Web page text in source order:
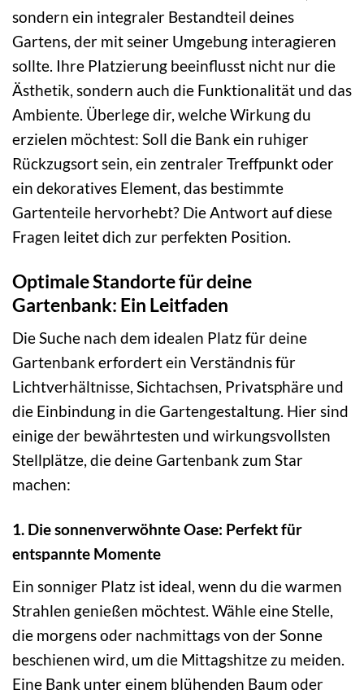
sondern ein integraler Bestandteil deines
Gartens, der mit seiner Umgebung interagieren
sollte. Ihre Platzierung beeinflusst nicht nur die
Ästhetik, sondern auch die Funktionalität und das
Ambiente. Überlege dir, welche Wirkung du
erzielen möchtest: Soll die Bank ein ruhiger
Rückzugsort sein, ein zentraler Treffpunkt oder
ein dekoratives Element, das bestimmte
Gartenteile hervorhebt? Die Antwort auf diese
Fragen leitet dich zur perfekten Position.
Optimale Standorte für deine
Gartenbank: Ein Leitfaden
Die Suche nach dem idealen Platz für deine
Gartenbank erfordert ein Verständnis für
Lichtverhältnisse, Sichtachsen, Privatsphäre und
die Einbindung in die Gartengestaltung. Hier sind
einige der bewährtesten und wirkungsvollsten
Stellplätze, die deine Gartenbank zum Star
machen:
1. Die sonnenverwöhnte Oase: Perfekt für
entspannte Momente
Ein sonniger Platz ist ideal, wenn du die warmen
Strahlen genießen möchtest. Wähle eine Stelle,
die morgens oder nachmittags von der Sonne
beschienen wird, um die Mittagshitze zu meiden.
Eine Bank unter einem blühenden Baum oder